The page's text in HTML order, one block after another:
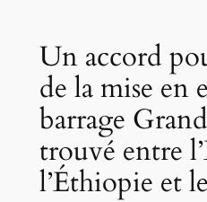
Un accord
de la mise en
barrage
trouvé entre
l’Éthiopie et